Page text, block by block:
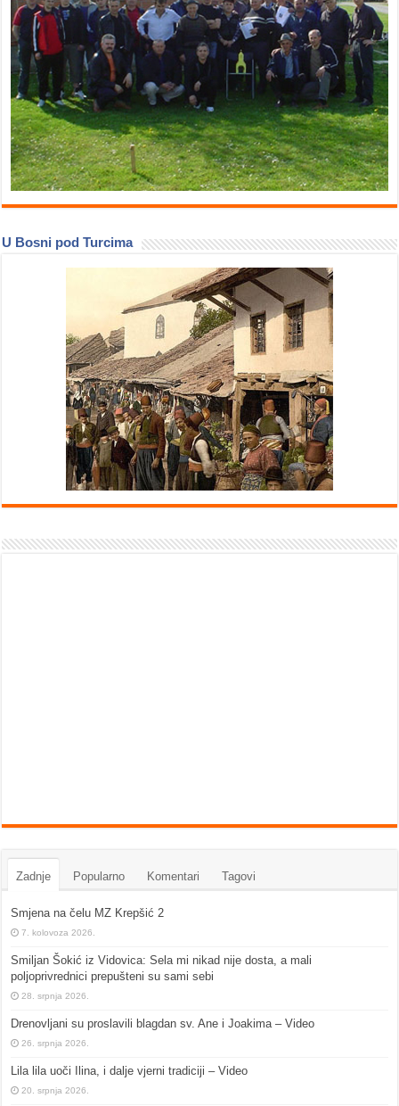
U Bosni pod Turcima
Zadnje Popularno Komentari Tagovi
Smjena na čelu MZ Krepšić 2
7. kolovoza 2026.
Smiljan Šokić iz Vidovica: Sela mi nikad nije dosta, a mali
poljoprivrednici prepušteni su sami sebi
28. srpnja 2026.
Drenovljani su proslavili blagdan sv. Ane i Joakima – Video
26. srpnja 2026.
Lila lila uoči Ilina, i dalje vjerni tradiciji – Video
20. srpnja 2026.